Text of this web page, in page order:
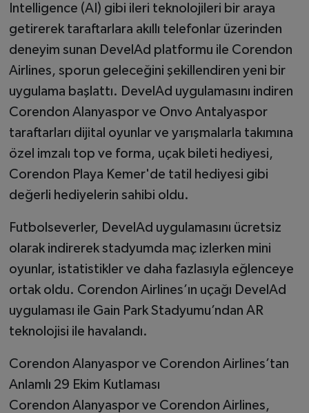
Intelligence (AI) gibi ileri teknolojileri bir araya
getirerek taraftarlara akıllı telefonlar üzerinden
deneyim sunan DevelAd platformu ile Corendon
Airlines, sporun geleceğini şekillendiren yeni bir
uygulama başlattı. DevelAd uygulamasını indiren
Corendon Alanyaspor ve Onvo Antalyaspor
taraftarları dijital oyunlar ve yarışmalarla takımına
özel imzalı top ve forma, uçak bileti hediyesi,
Corendon Playa Kemer'de tatil hediyesi gibi
değerli hediyelerin sahibi oldu.
Futbolseverler, DevelAd uygulamasını ücretsiz
olarak indirerek stadyumda maç izlerken mini
oyunlar, istatistikler ve daha fazlasıyla eğlenceye
ortak oldu. Corendon Airlines’ın uçağı DevelAd
uygulaması ile Gain Park Stadyumu’ndan AR
teknolojisi ile havalandı.
Corendon Alanyaspor ve Corendon Airlines’tan
Anlamlı 29 Ekim Kutlaması
Corendon Alanyaspor ve Corendon Airlines,